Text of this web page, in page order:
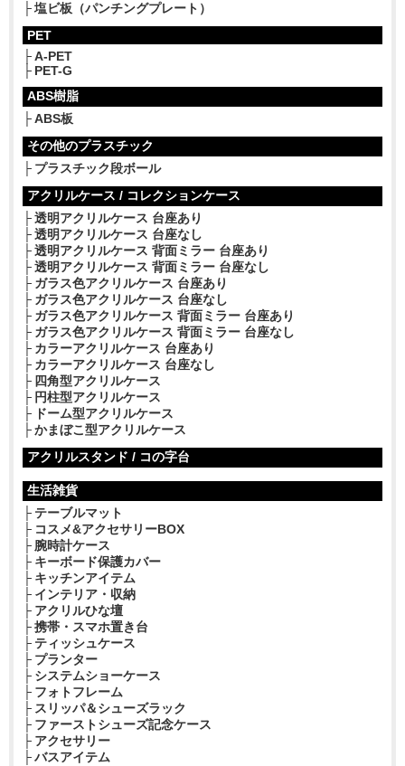
塩ビ板（パンチングプレート）
PET
A-PET
PET-G
ABS樹脂
ABS板
その他のプラスチック
プラスチック段ボール
アクリルケース / コレクションケース
透明アクリルケース 台座あり
透明アクリルケース 台座なし
透明アクリルケース 背面ミラー 台座あり
透明アクリルケース 背面ミラー 台座なし
ガラス色アクリルケース 台座あり
ガラス色アクリルケース 台座なし
ガラス色アクリルケース 背面ミラー 台座あり
ガラス色アクリルケース 背面ミラー 台座なし
カラーアクリルケース 台座あり
カラーアクリルケース 台座なし
四角型アクリルケース
円柱型アクリルケース
ドーム型アクリルケース
かまぼこ型アクリルケース
アクリルスタンド / コの字台
生活雑貨
テーブルマット
コスメ&アクセサリーBOX
腕時計ケース
キーボード保護カバー
キッチンアイテム
インテリア・収納
アクリルひな壇
携帯・スマホ置き台
ティッシュケース
プランター
システムショーケース
フォトフレーム
スリッパ＆シューズラック
ファーストシューズ記念ケース
アクセサリー
バスアイテム